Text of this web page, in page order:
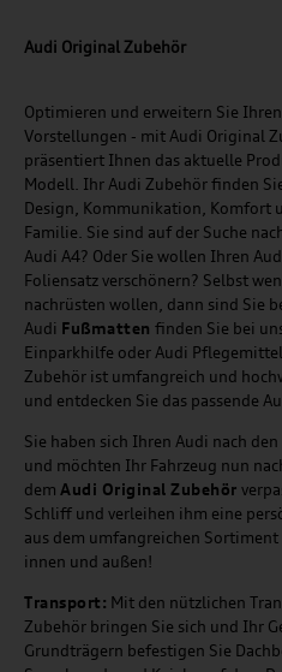
Audi Original Zubehör
Optimieren und erweitern Sie
Vorstellungen - mit Audi Original
präsentiert Ihnen das aktuelle
Modell. Ihr Audi Zubehör finden
Design, Kommunikation, Komfort
Familie. Sie sind auf der Suche
Audi A4? Oder Sie wollen Ihren
Foliensatz verschönern? Selbst
nachrüsten wollen, dann sind Sie
Audi Fußmatten finden Sie bei
Einparkhilfe oder Audi
Zubehör ist umfangreich und
und entdecken Sie das passende
Sie haben sich Ihren Audi nach
und möchten Ihr Fahrzeug nun
dem Audi Original Zubehör
Schliff und verleihen ihm eine
aus dem umfangreichen
innen und außen!
Transport: Mit den nützlichen
Zubehör bringen Sie sich und Ihr
Grundträgern befestigen Sie